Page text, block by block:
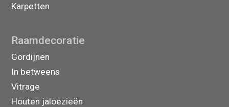
Karpetten
Raamdecoratie
Gordijnen
In betweens
Vitrage
Houten jaloezieën